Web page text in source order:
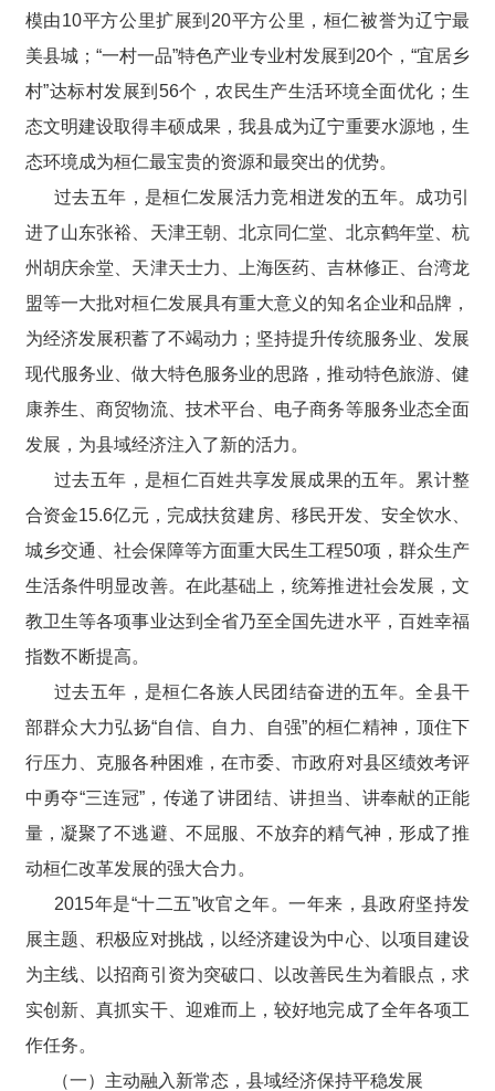
模由10平方公里扩展到20平方公里，桓仁被誉为辽宁最
美县城；“一村一品”特色产业专业村发展到20个，“宜居乡
村”达标村发展到56个，农民生产生活环境全面优化；生
态文明建设取得丰硕成果，我县成为辽宁重要水源地，生
态环境成为桓仁最宝贵的资源和最突出的优势。
过去五年，是桓仁发展活力竞相迸发的五年。成功引
进了山东张裕、天津王朝、北京同仁堂、北京鹤年堂、杭
州胡庆余堂、天津天士力、上海医药、吉林修正、台湾龙
盟等一大批对桓仁发展具有重大意义的知名企业和品牌，
为经济发展积蓄了不竭动力；坚持提升传统服务业、发展
现代服务业、做大特色服务业的思路，推动特色旅游、健
康养生、商贸物流、技术平台、电子商务等服务业态全面
发展，为县域经济注入了新的活力。
过去五年，是桓仁百姓共享发展成果的五年。累计整
合资金15.6亿元，完成扶贫建房、移民开发、安全饮水、
城乡交通、社会保障等方面重大民生工程50项，群众生产
生活条件明显改善。在此基础上，统筹推进社会发展，文
教卫生等各项事业达到全省乃至全国先进水平，百姓幸福
指数不断提高。
过去五年，是桓仁各族人民团结奋进的五年。全县干
部群众大力弘扬“自信、自力、自强”的桓仁精神，顶住下
行压力、克服各种困难，在市委、市政府对县区绩效考评
中勇夺“三连冠”，传递了讲团结、讲担当、讲奉献的正能
量，凝聚了不逃避、不屈服、不放弃的精气神，形成了推
动桓仁改革发展的强大合力。
2015年是“十二五”收官之年。一年来，县政府坚持发
展主题、积极应对挑战，以经济建设为中心、以项目建设
为主线、以招商引资为突破口、以改善民生为着眼点，求
实创新、真抓实干、迎难而上，较好地完成了全年各项工
作任务。
（一）主动融入新常态，县域经济保持平稳发展